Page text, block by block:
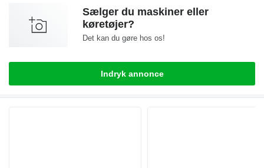
Sælger du maskiner eller
køretøjer?
Det kan du gøre hos os!
Indryk annonce